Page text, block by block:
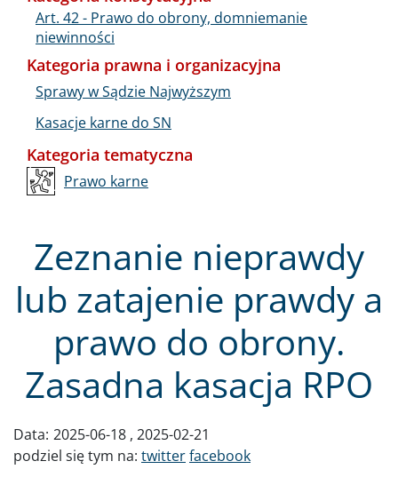
Zeznanie nieprawdy
lub zatajenie prawdy a
prawo do obrony.
Zasadna kasacja RPO
Data: 2025-06-18 2025-02-21
podziel się tym na: twitterfacebook
Art. 42 - Prawo do obrony, domniemanie
niewinności
Kategoria prawna i organizacyjna
Sprawy w Sądzie Najwyższym
Kasacje karne do SN
Kategoria tematyczna
Prawo karne